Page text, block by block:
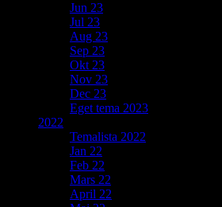
Jun 23
Jul 23
Aug 23
Sep 23
Okt 23
Nov 23
Dec 23
Eget tema 2023
2022
Temalista 2022
Jan 22
Feb 22
Mars 22
April 22